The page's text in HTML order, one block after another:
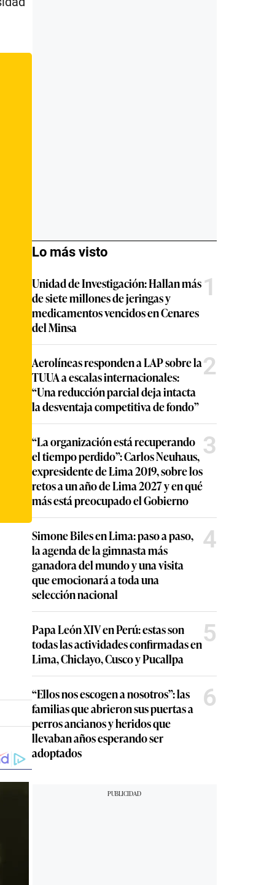
Lo más visto
Unidad de Investigación: Hallan más
de siete millones de jeringas y
medicamentos vencidos en Cenares
del Minsa
1
Aerolíneas responden a LAP sobre la
TUUA a escalas internacionales:
“Una reducción parcial deja intacta
la desventaja competitiva de fondo”
2
“La organización está recuperando
el tiempo perdido”: Carlos Neuhaus,
expresidente de Lima 2019, sobre los
retos a un año de Lima 2027 y en qué
más está preocupado el Gobierno
3
Simone Biles en Lima: paso a paso,
la agenda de la gimnasta más
ganadora del mundo y una visita
que emocionará a toda una
selección nacional
4
Papa León XIV en Perú: estas son
todas las actividades confirmadas en
Lima, Chiclayo, Cusco y Pucallpa
5
“Ellos nos escogen a nosotros”: las
familias que abrieron sus puertas a
perros ancianos y heridos que
llevaban años esperando ser
adoptados
6